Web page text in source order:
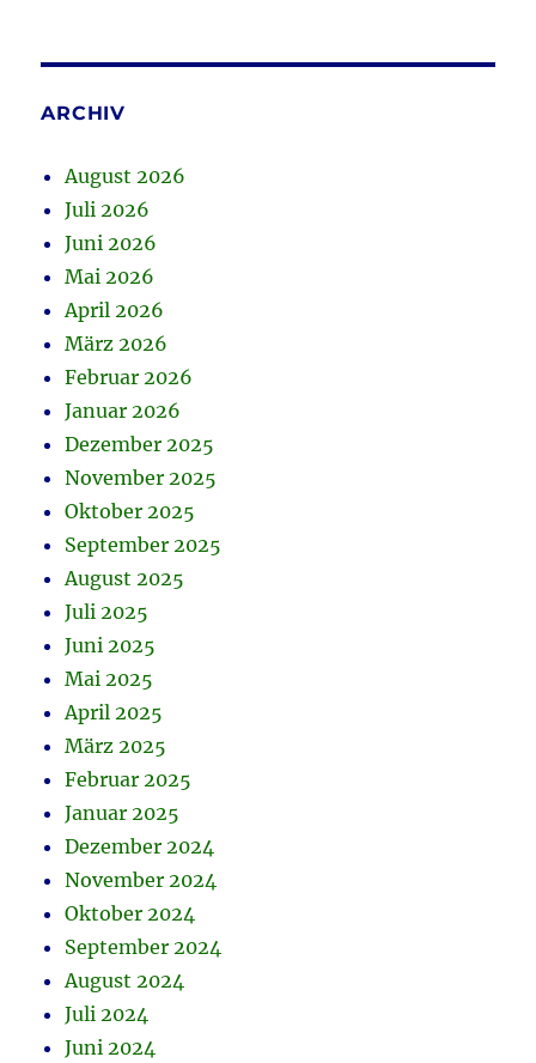
ARCHIV
August 2026
Juli 2026
Juni 2026
Mai 2026
April 2026
März 2026
Februar 2026
Januar 2026
Dezember 2025
November 2025
Oktober 2025
September 2025
August 2025
Juli 2025
Juni 2025
Mai 2025
April 2025
März 2025
Februar 2025
Januar 2025
Dezember 2024
November 2024
Oktober 2024
September 2024
August 2024
Juli 2024
Juni 2024